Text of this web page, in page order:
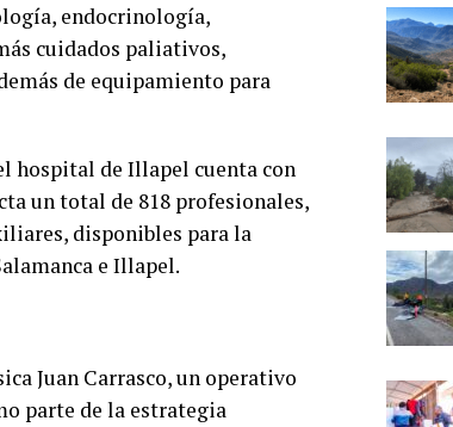
endocrinología,
cuidados paliativos,
de equipamiento para
hospital de Illapel cuenta con
un total de 818 profesionales,
disponibles para la
e Illapel.
Juan Carrasco, un operativo
parte de la estrategia